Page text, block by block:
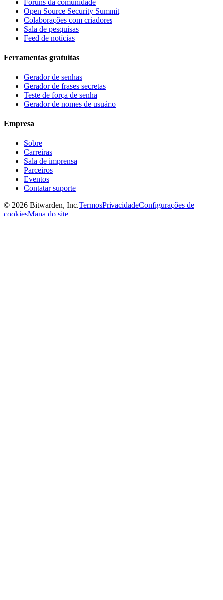
Fóruns da comunidade
Open Source Security Summit
Colaborações com criadores
Sala de pesquisas
Feed de notícias
Ferramentas gratuitas
Gerador de senhas
Gerador de frases secretas
Teste de força de senha
Gerador de nomes de usuário
Empresa
Sobre
Carreiras
Sala de imprensa
Parceiros
Eventos
Contatar suporte
© 2026 Bitwarden, Inc.TermosPrivacidadeConfigurações de
cookiesMapa do site